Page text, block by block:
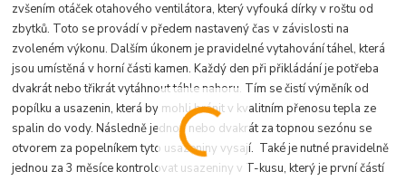
zvšením otáček otahového ventilátora, který vyfouká dírky v roštu od
zbytků. Toto se provádí v předem nastavený čas v závislosti na
zvoleném výkonu. Dalším úkonem je pravidelné vytahování táhel, která
jsou umístěná v horní části kamen. Každý den při přikládání je potřeba
dvakrát nebo třikrát vytáhnout táhle nahoru. Tím se čistí výměník od
popílku a usazenin, která by mohli bránit v kvalitním přenosu tepla ze
spalin do vody. Následně jednou nebo dvakrát za topnou sezónu se
otvorem za popelníkem tyto usazeniny vysají. Také je nutné pravidelně
jednou za 3 měsíce kontrolovat usazeniny v T-kusu, který je první částí